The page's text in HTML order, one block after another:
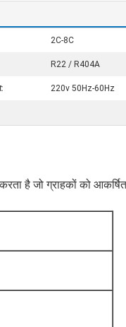
2C-8C
R22 / R404A
220v 50Hz-60Hz
है जो ग्राहकों को